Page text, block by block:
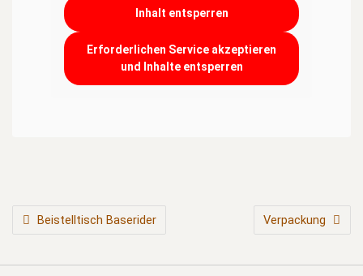
Inhalt entsperren
Erforderlichen Service akzeptieren
und Inhalte entsperren
BEITRAGSNAVIGATIONBeistelltisch Baserider Verpackung